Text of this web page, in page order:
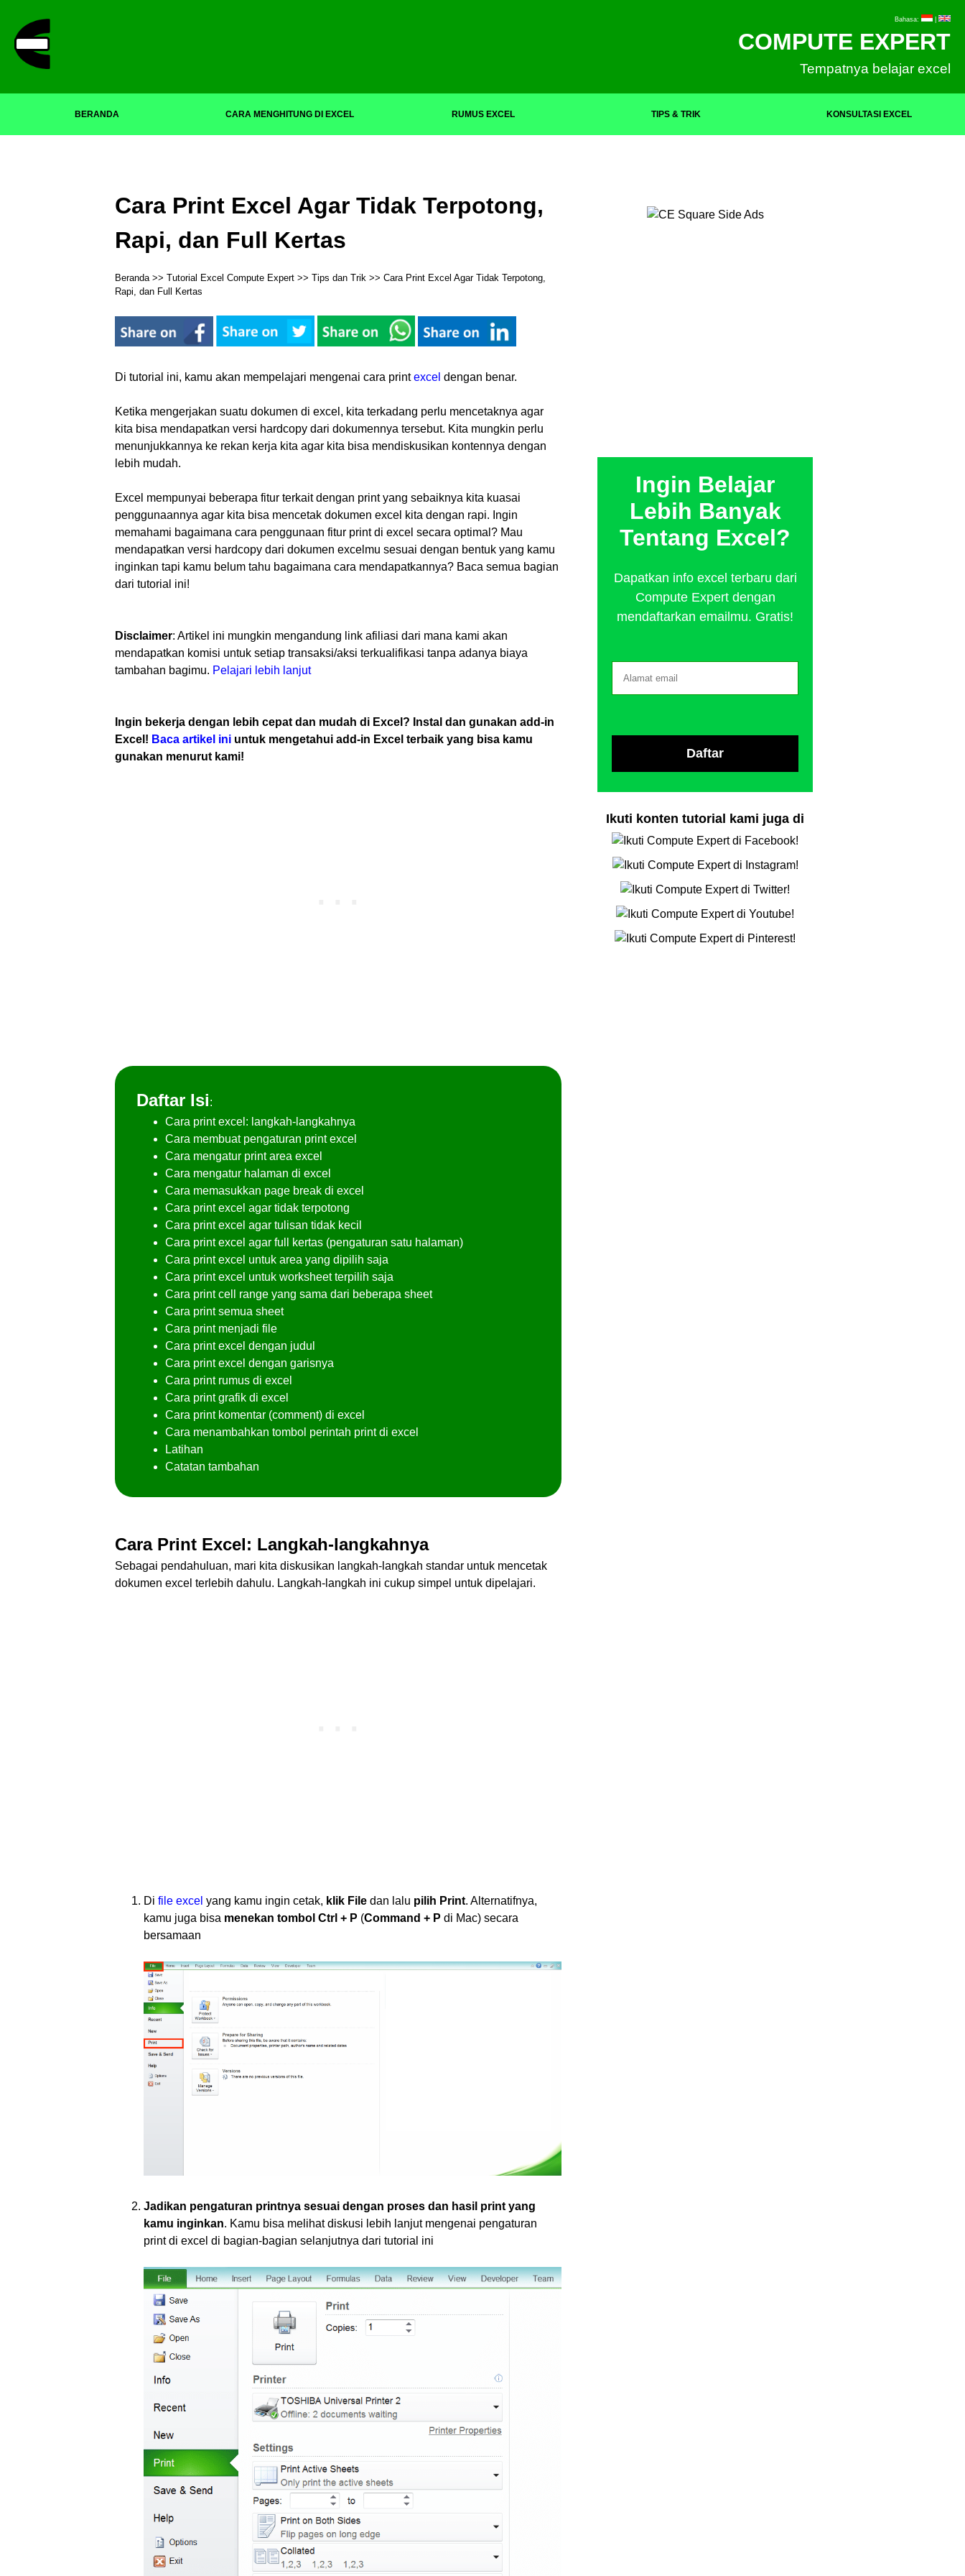
Bahasa: |
COMPUTE EXPERT
Tempatnya belajar excel
BERANDA CARA MENGHITUNG DI EXCEL RUMUS EXCEL TIPS & TRIK KONSULTASI EXCEL
Cara Print Excel Agar Tidak Terpotong,
Rapi, dan Full Kertas
Beranda>> Tutorial Excel Compute Expert >> Tips dan Trik >> Cara Print Excel Agar Tidak Terpotong,
Rapi, dan Full Kertas
Di tutorial ini, kamu akan mempelajari mengenai cara printexcel dengan benar.
Ketika mengerjakan suatu dokumen di excel, kita terkadang perlu mencetaknya agar
kita bisa mendapatkan versi hardcopy dari dokumennya tersebut. Kita mungkin perlu
menunjukkannya ke rekan kerja kita agar kita bisa mendiskusikan kontennya dengan
lebih mudah.
Excel mempunyai beberapa fitur terkait dengan print yang sebaiknya kita kuasai
penggunaannya agar kita bisa mencetak dokumen excel kita dengan rapi. Ingin
memahami bagaimana cara penggunaan fitur print di excel secara optimal? Mau
mendapatkan versi hardcopy dari dokumen excelmu sesuai dengan bentuk yang kamu
inginkan tapi kamu belum tahu bagaimana cara mendapatkannya? Baca semua bagian
dari tutorial ini!
Disclaimer: Artikel ini mungkin mengandung link afiliasi dari mana kami akan
mendapatkan komisi untuk setiap transaksi/aksi terkualifikasi tanpa adanya biaya
tambahan bagimu. Pelajari lebih lanjut
Ingin bekerja dengan lebih cepat dan mudah di Excel? Instal dan gunakan add-in
Excel! Baca artikel ini untuk mengetahui add-in Excel terbaik yang bisa kamu
gunakan menurut kami!
Daftar Isi:
Cara print excel: langkah-langkahnya
Cara membuat pengaturan print excel
Cara mengatur print area excel
Cara mengatur halaman di excel
Cara memasukkan page break di excel
Cara print excel agar tidak terpotong
Cara print excel agar tulisan tidak kecil
Cara print excel agar full kertas (pengaturan satu halaman)
Cara print excel untuk area yang dipilih saja
Cara print excel untuk worksheet terpilih saja
Cara print cell range yang sama dari beberapa sheet
Cara print semua sheet
Cara print menjadi file
Cara print excel dengan judul
Cara print excel dengan garisnya
Cara print rumus di excel
Cara print grafik di excel
Cara print komentar (comment) di excel
Cara menambahkan tombol perintah print di excel
Latihan
Catatan tambahan
Cara Print Excel: Langkah-langkahnya
Sebagai pendahuluan, mari kita diskusikan langkah-langkah standar untuk mencetak
dokumen excel terlebih dahulu. Langkah-langkah ini cukup simpel untuk dipelajari.
Di file excel yang kamu ingin cetak, klik File dan lalu pilih Print. Alternatifnya,
kamu juga bisa menekan tombol Ctrl + P (Command + P di Mac) secara
bersamaan
Jadikan pengaturan printnya sesuai dengan proses dan hasil print yang
kamu inginkan. Kamu bisa melihat diskusi lebih lanjut mengenai pengaturan
print di excel di bagian-bagian selanjutnya dari tutorial ini
Ingin Belajar
Lebih Banyak
Tentang Excel?
Dapatkan info excel terbaru dari
Compute Expert dengan
mendaftarkan emailmu. Gratis!
Ikuti konten tutorial kami juga di